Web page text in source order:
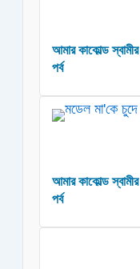
আমার কাকোল্ড
পর্ব
আমার কাকোল্ড
পর্ব